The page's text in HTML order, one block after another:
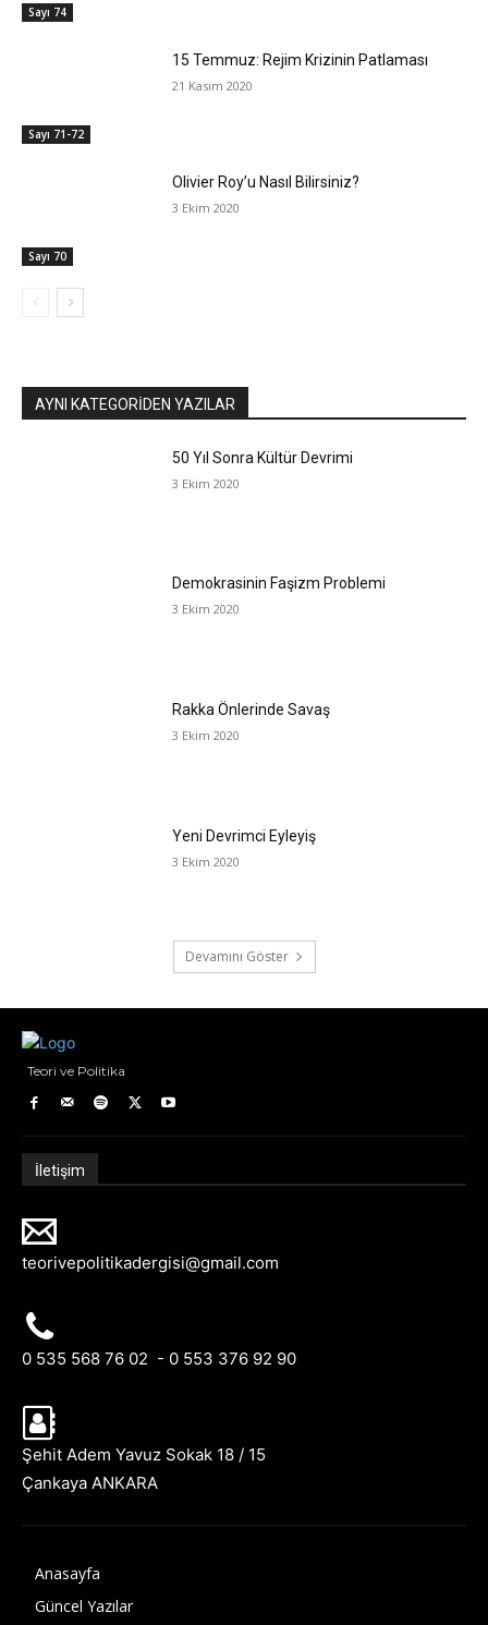
Sayı 74
Sayı 71-72
15 Temmuz: Rejim Krizinin Patlaması
21 Kasım 2020
Sayı 70
Olivier Roy’u Nasıl Bilirsiniz?
3 Ekim 2020
AYNI KATEGORIDEN YAZILAR
50 Yıl Sonra Kültür Devrimi
3 Ekim 2020
Demokrasinin Faşizm Problemi
3 Ekim 2020
Rakka Önlerinde Savaş
3 Ekim 2020
Yeni Devrimci Eyleyiş
3 Ekim 2020
Devamını Göster
Teori ve Politika
İletişim
teorivepolitikadergisi@gmail.com
0 535 568 76 02 - 0 553 376 92 90
Şehit Adem Yavuz Sokak 18 / 15
Çankaya ANKARA
Anasayfa
Güncel Yazılar